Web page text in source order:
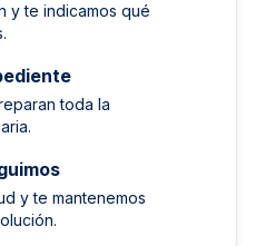
y te indicamos qué
toda la
y te mantenemos